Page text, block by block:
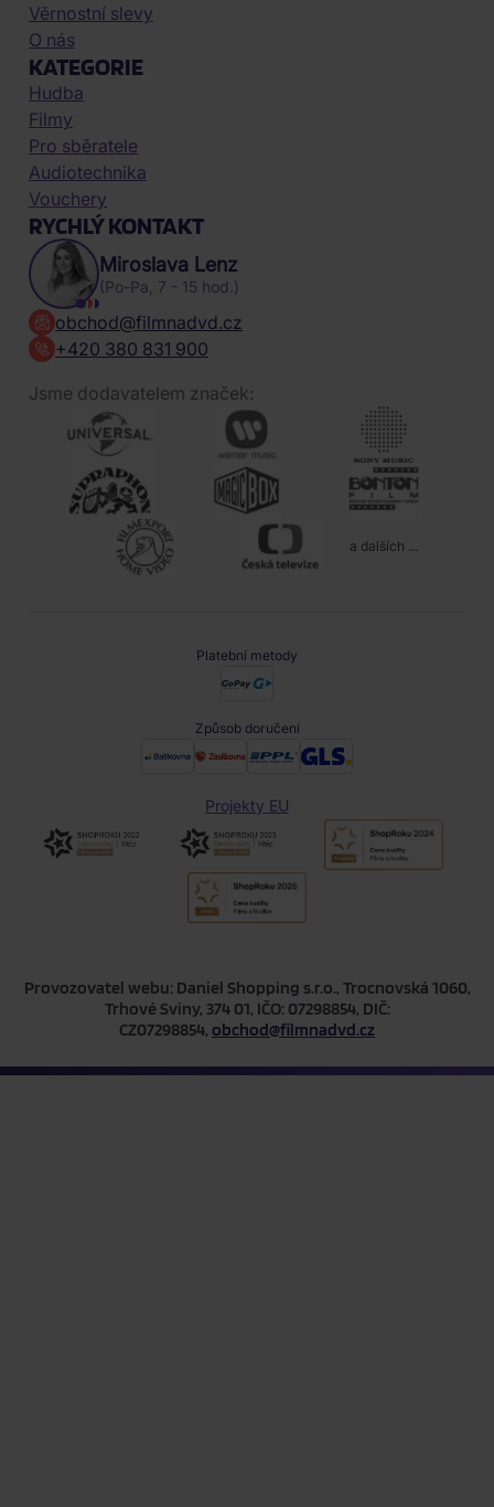
Věrnostní slevy
O nás
KATEGORIE
Hudba
Filmy
Pro sběratele
Audiotechnika
Vouchery
RYCHLÝ KONTAKT
Miroslava Lenz
(Po-Pa, 7 - 15 hod.)
obchod@filmnadvd.cz
+420 380 831 900
Jsme dodavatelem značek:
a dalších ...
Platební metody
Způsob doručení
Projekty EU
Provozovatel webu: Daniel Shopping s.r.o., Trocnovská 1060,
Trhové Sviny, 374 01, IČO: 07298854, DIČ:
CZ07298854, obchod@filmnadvd.cz